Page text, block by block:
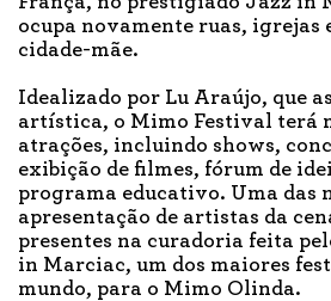
ocupa novamente ruas, igrejas
cidade-mãe.
Idealizado por Lu Araújo, que
artística, o Mimo Festival terá
atrações, incluindo shows,
exibição de filmes, fórum de
programa educativo. Uma das
apresentação de artistas da
presentes na curadoria feita
in Marciac, um dos maiores
mundo, para o Mimo Olinda.